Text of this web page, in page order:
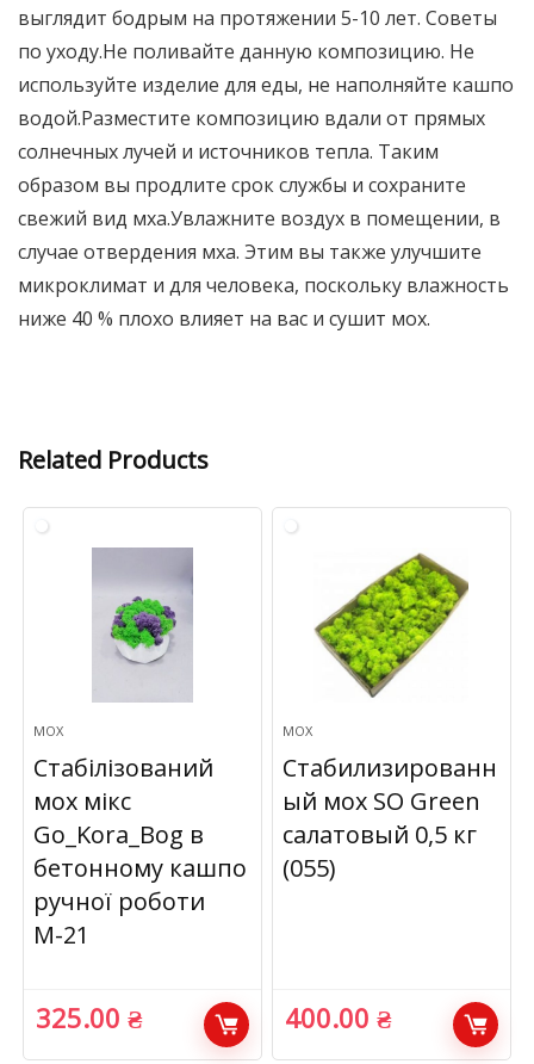
выглядит бодрым на протяжении 5-10 лет. Советы
по уходу.Не поливайте данную композицию. Не
используйте изделие для еды, не наполняйте кашпо
водой.Разместите композицию вдали от прямых
солнечных лучей и источников тепла. Таким
образом вы продлите срок службы и сохраните
свежий вид мха.Увлажните воздух в помещении, в
случае отвердения мха. Этим вы также улучшите
микроклимат и для человека, поскольку влажность
ниже 40 % плохо влияет на вас и сушит мох.
Related Products
МОХ
Стабілізований
мох мікс
Go_Kora_Bog в
бетонному кашпо
ручної роботи
М-21
325.00₴
МОХ
Стабилизированн
ый мох SO Green
салатовый 0,5 кг
(055)
400.00₴